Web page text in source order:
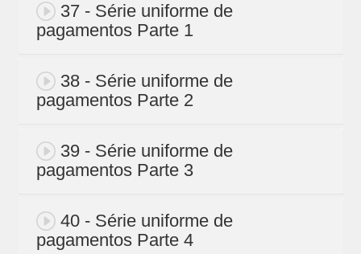
37 - Série uniforme de
pagamentos Parte 1
38 - Série uniforme de
pagamentos Parte 2
39 - Série uniforme de
pagamentos Parte 3
40 - Série uniforme de
pagamentos Parte 4